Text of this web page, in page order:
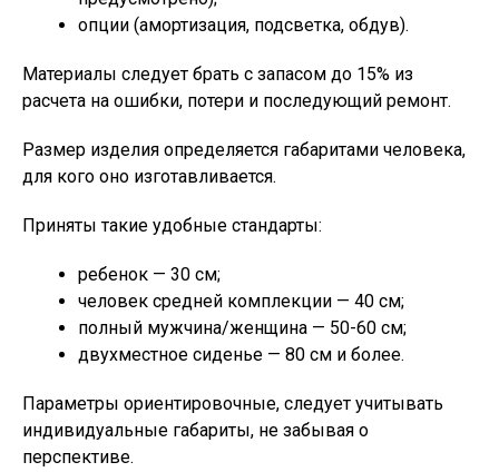
опции (амортизация, подсветка, обдув).
Материалы следует брать с запасом до 15% из
расчета на ошибки, потери и последующий ремонт.
Размер изделия определяется габаритами человека,
для кого оно изготавливается.
Приняты такие удобные стандарты:
ребенок — 30 см;
человек средней комплекции — 40 см;
полный мужчина/женщина — 50-60 см;
двухместное сиденье — 80 см и более.
Параметры ориентировочные, следует учитывать
индивидуальные габариты, не забывая о
перспективе.